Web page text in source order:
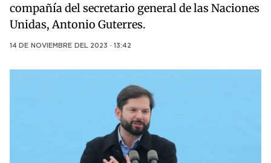
compañía del secretario general de las Naciones
Unidas, Antonio Guterres.
14 DE NOVIEMBRE DEL 2023 · 13:42